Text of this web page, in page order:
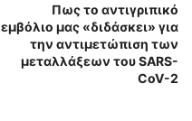
Πως το αντιγριπικό
εμβόλιο μας «διδάσκει» για
την αντιμετώπιση των
μεταλλάξεων του SARS-
CoV-2